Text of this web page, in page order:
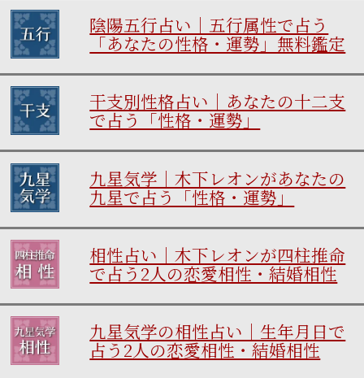
陰陽五行占い｜五行属性で占う
「あなたの性格・運勢」無料鑑定
干支別性格占い｜あなたの十二支
で占う「性格・運勢」
九星気学｜木下レオンがあなたの
九星で占う「性格・運勢」
相性占い｜木下レオンが四柱推命
で占う2人の恋愛相性・結婚相性
九星気学の相性占い｜生年月日で
占う2人の恋愛相性・結婚相性